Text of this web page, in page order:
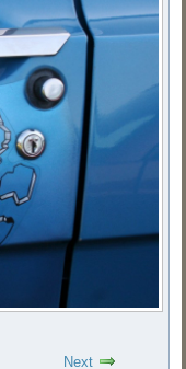
Next